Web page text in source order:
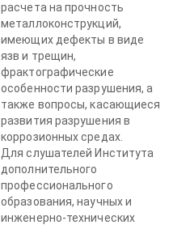
расчета на прочность
металлоконструкций,
имеющих дефекты в виде
язв и трещин,
фрактографические
особенности разрушения, а
также вопросы, касающиеся
развития разрушения в
коррозионных средах.
Для слушателей Института
дополнительного
профессионального
образования, научных и
инженерно-технических